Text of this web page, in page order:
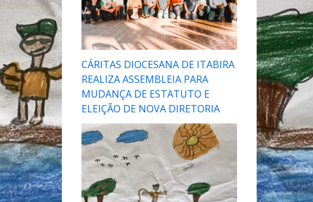
CÁRITAS DIOCESANA DE ITABIRA
REALIZA ASSEMBLEIA PARA
MUDANÇA DE ESTATUTO E
ELEIÇÃO DE NOVA DIRETORIA